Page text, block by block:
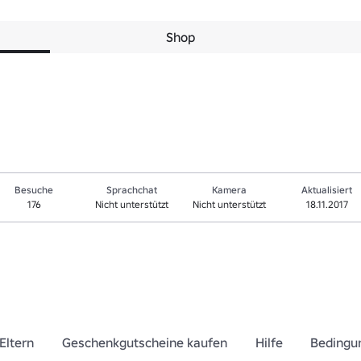
Shop
Besuche
176
Sprachchat
Nicht unterstützt
Kamera
Nicht unterstützt
Aktualisiert
18.11.2017
Eltern Geschenkgutscheine kaufen Hilfe